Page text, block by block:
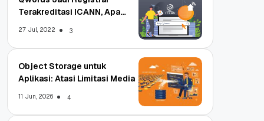
Terakreditasi ICANN, Apa
27 Jul, 2022 3
Object Storage untuk
Aplikasi: Atasi Limitasi Media
11 Jun, 2026 4